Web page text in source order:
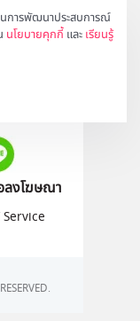
การพัฒนาประสบการณ์
นโยบายคุกกี้ และ เรียนรู้
งโฆษณา